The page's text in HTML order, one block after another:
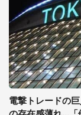
電撃トレードの